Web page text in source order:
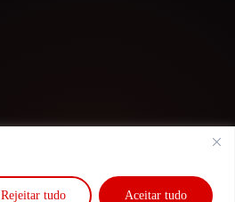
Rejeitar tudo Aceitar tudo